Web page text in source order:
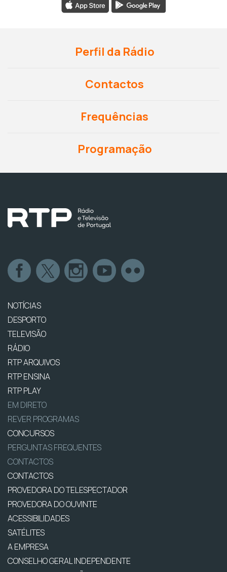
Perfil da Rádio
Contactos
Frequências
Programação
NOTÍCIAS
DESPORTO
TELEVISÃO
RÁDIO
RTP ARQUIVOS
RTP ENSINA
RTP PLAY
EM DIRETO
REVER PROGRAMAS
CONCURSOS
PERGUNTAS FREQUENTES
CONTACTOS
CONTACTOS
PROVEDORA DO TELESPECTADOR
PROVEDORA DO OUVINTE
ACESSIBILIDADES
SATÉLITES
A EMPRESA
CONSELHO GERAL INDEPENDENTE